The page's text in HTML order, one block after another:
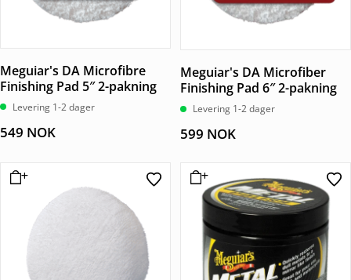
Meguiar's DA Microfibre
Finishing Pad 5″ 2-pakning
Levering 1-2 dager
549 NOK
Meguiar's DA Microfiber
Finishing Pad 6″ 2-pakning
Levering 1-2 dager
599 NOK